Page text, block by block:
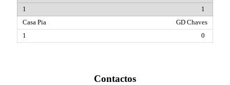
1
GD Chaves
0
Contactos